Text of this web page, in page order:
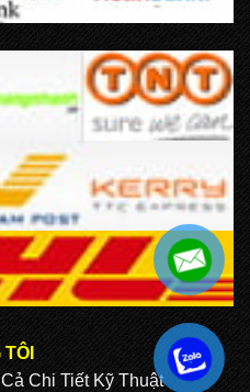
Chi Tiết Kỹ Thuật
.